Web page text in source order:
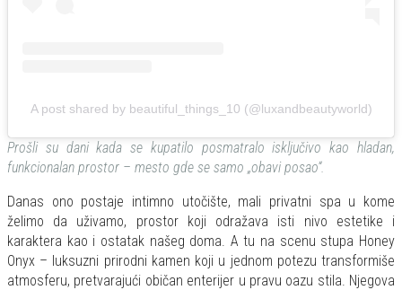
A post shared by beautiful_things_10 (@luxandbeautyworld)
Prošli su dani kada se kupatilo posmatralo isključivo kao hladan,
funkcionalan prostor – mesto gde se samo „obavi posao“.
Danas ono postaje intimno utočište, mali privatni spa u kome
želimo da uživamo, prostor koji odražava isti nivo estetike i
karaktera kao i ostatak našeg doma. A tu na scenu stupa Honey
Onyx – luksuzni prirodni kamen koji u jednom potezu transformiše
atmosferu, pretvarajući običan enterijer u pravu oazu stila. Njegova